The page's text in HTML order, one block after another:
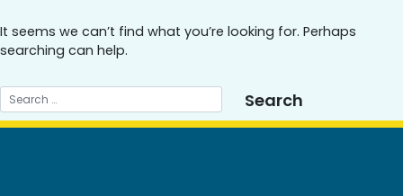
It seems we can’t find what you’re looking for. Perhaps
searching can help.